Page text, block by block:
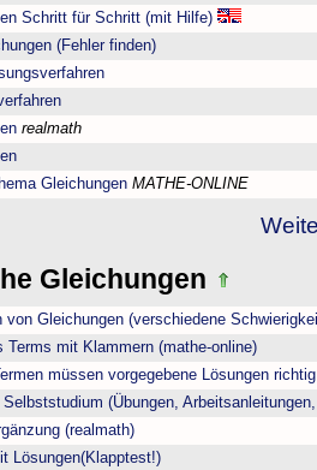
Schritt für Schritt (mit Hilfe)
(Fehler finden)
realmath
Gleichungen MATHE-ONLINE
Gleichungen
von Gleichungen (verschiedene
Terms mit Klammern (mathe-online)
müssen vorgegebene Lösungen
(Übungen,
(realmath)
Lösungen(Klapptest!)